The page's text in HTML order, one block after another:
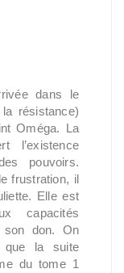
dans le
résistance)
Oméga. La
l’existence
pouvoirs.
frustration, il
Elle est
capacités
son don. On
que la suite
du tome 1